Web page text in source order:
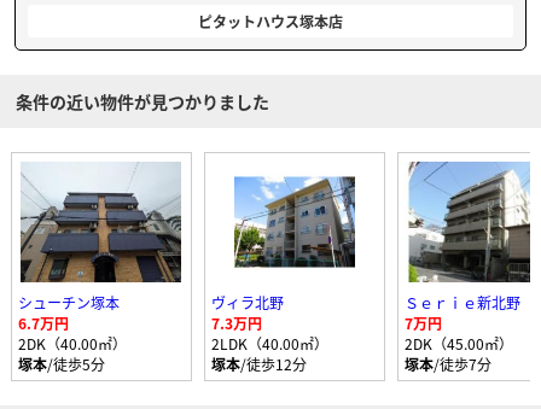
ピタットハウス塚本店
条件の近い物件が見つかりました
シューチン塚本
6.7万円
2DK（40.00㎡）
塚本/徒歩5分
ヴィラ北野
7.3万円
2LDK（40.00㎡）
塚本/徒歩12分
Ｓｅｒｉｅ新北野
7万円
2DK（45.00㎡）
塚本/徒歩7分